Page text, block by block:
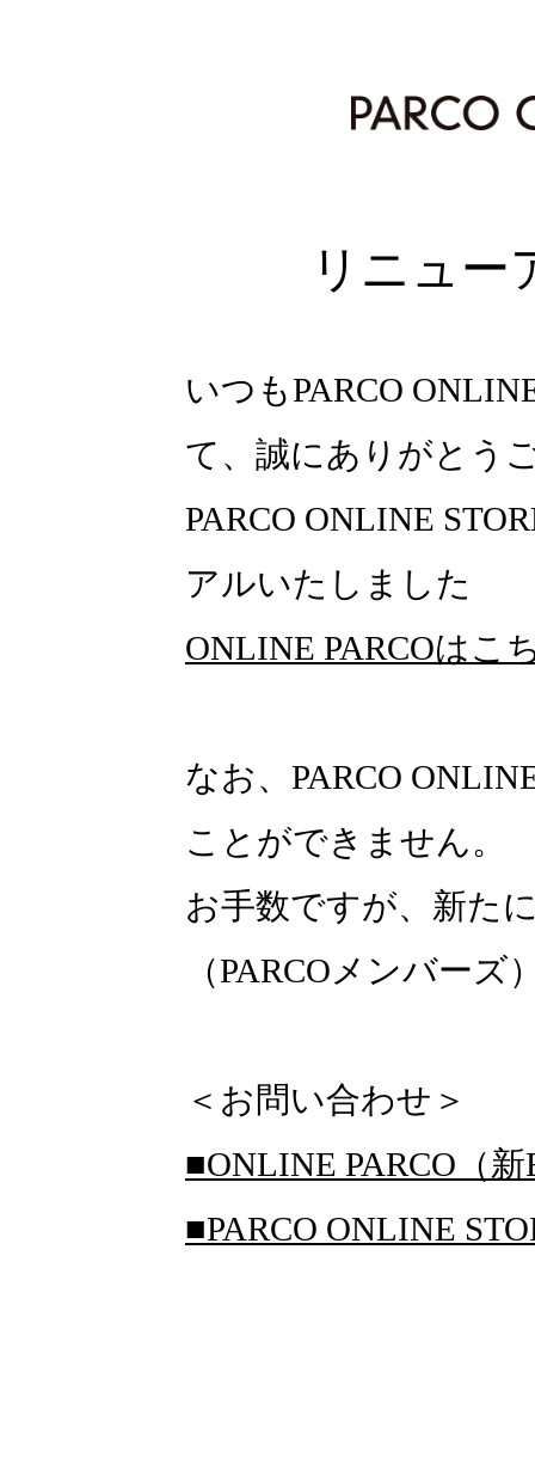
リニュー
いつもPARCO
て、誠にありがとう
PARCO ONLINE
アルいたしました
ONLINE PARCOはこ
なお、PARCO
ことができません。
お手数ですが、新た
（PARCOメンバー
＜お問い合わせ＞
■ONLINE PARCO（新
■PARCO ONLINE